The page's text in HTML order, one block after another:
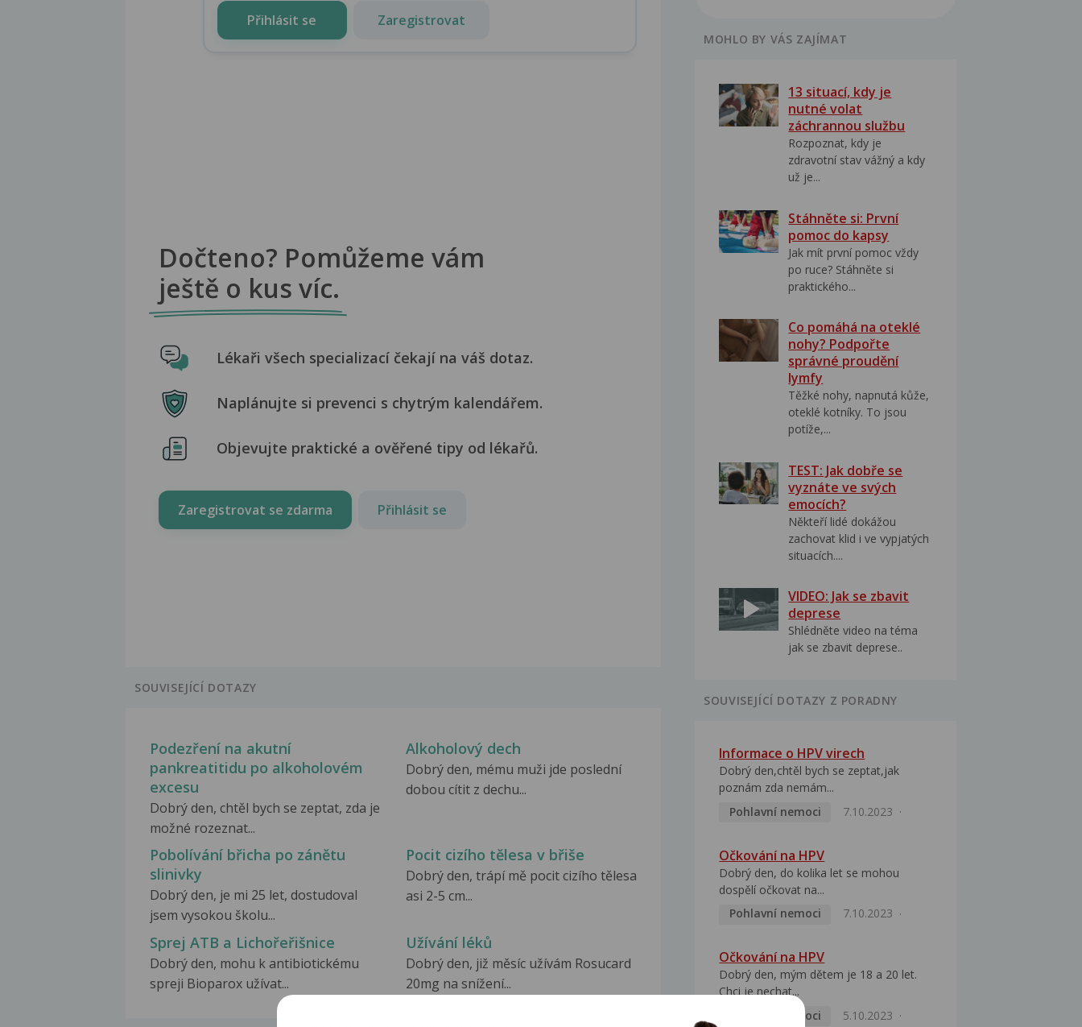
Přihlásit se Zaregistrovat
Dočteno? Pomůžeme vám
ještě o kus víc.
Lékaři všech specializací čekají na váš dotaz.
Naplánujte si prevenci s chytrým kalendářem.
Objevujte praktické a ověřené tipy od lékařů.
Zaregistrovat se zdarma Přihlásit se
SOUVISEJÍCÍ DOTAZY
Podezření na akutní
pankreatitidu po alkoholovém
excesu
Dobrý den, chtěl bych se zeptat, zda je
možné rozeznat...
Alkoholový dech
Dobrý den, mému muži jde poslední
dobou cítit z dechu...
Pobolívání břicha po zánětu
slinivky
Dobrý den, je mi 25 let, dostudoval
jsem vysokou školu...
Pocit cizího tělesa v břiše
Dobrý den, trápí mě pocit cizího tělesa
asi 2-5 cm...
Sprej ATB a Lichořeřišnice
Dobrý den, mohu k antibiotickému
spreji Bioparox užívat...
Užívání léků
Dobrý den, již měsíc užívám Rosucard
20mg na snížení...
MOHLO BY VÁS ZAJÍMAT
13 situací, kdy je
nutné volat
záchrannou službu
Rozpoznat, kdy je
zdravotní stav vážný a kdy
už je...
Stáhněte si: První
pomoc do kapsy
Jak mít první pomoc vždy
po ruce? Stáhněte si
praktického...
Co pomáhá na oteklé
nohy? Podpořte
správné proudění
lymfy
Těžké nohy, napnutá kůže,
oteklé kotníky. To jsou
potíže,...
TEST: Jak dobře se
vyznáte ve svých
emocích?
Někteří lidé dokážou
zachovat klid i ve vypjatých
situacích....
VIDEO: Jak se zbavit
deprese
Shlédněte video na téma
jak se zbavit deprese..
SOUVISEJÍCÍ DOTAZY Z PORADNY
Informace o HPV virech
Dobrý den,chtěl bych se zeptat,jak
poznám zda nemám...
Pohlavní nemoci
7.10.2023
Očkování na HPV
Dobrý den, do kolika let se mohou
dospělí očkovat na...
Pohlavní nemoci
7.10.2023
Očkování na HPV
Dobrý den, mým dětem je 18 a 20 let.
Chci je nechat...
Pohlavní nemoci
5.10.2023